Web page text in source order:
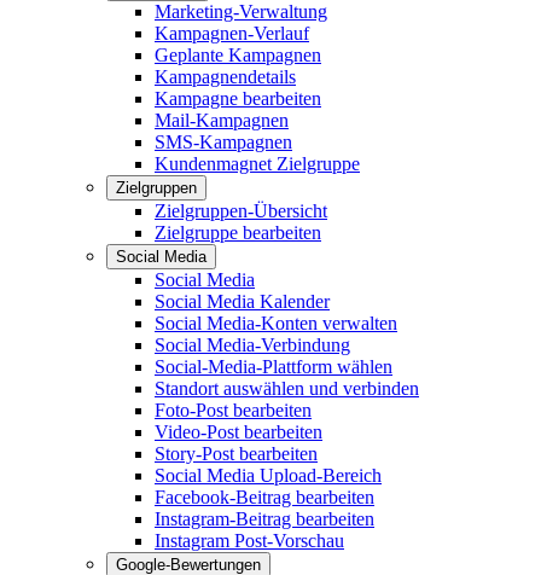
Marketing-Verwaltung
Kampagnen-Verlauf
Geplante Kampagnen
Kampagnendetails
Kampagne bearbeiten
Mail-Kampagnen
SMS-Kampagnen
Kundenmagnet Zielgruppe
Zielgruppen
Zielgruppen-Übersicht
Zielgruppe bearbeiten
Social Media
Social Media
Social Media Kalender
Social Media-Konten verwalten
Social Media-Verbindung
Social-Media-Plattform wählen
Standort auswählen und verbinden
Foto-Post bearbeiten
Video-Post bearbeiten
Story-Post bearbeiten
Social Media Upload-Bereich
Facebook-Beitrag bearbeiten
Instagram-Beitrag bearbeiten
Instagram Post-Vorschau
Google-Bewertungen